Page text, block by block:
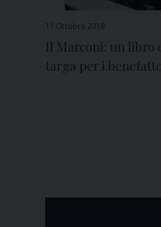
11 Ottobre 2018
Il Marconi: un libro
targa per i